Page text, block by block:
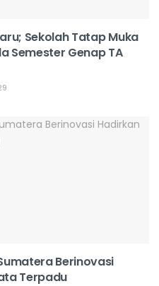
Sekolah Tatap Muka
Semester Genap TA
Berinovasi
Terpadu